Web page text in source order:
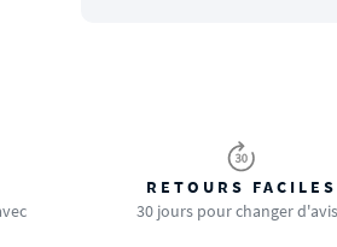
RETOURS FACILES
30 jours pour changer